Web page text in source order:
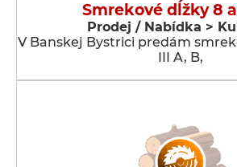
Smrekové dĺžky 8
Prodej / Nabídka >
V Banskej Bystrici predám
III A, B,